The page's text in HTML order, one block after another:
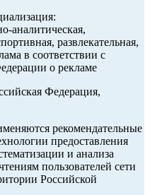
аналитическая,
развлекательная,
в соответствии с
о рекламе
Федерация,
рекомендательные
предоставления
и анализа
пользователей сети
Российской